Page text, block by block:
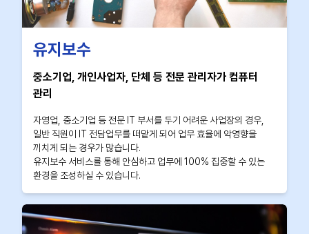
유지보수
중소기업, 개인사업자, 단체 등 전문 관리자가 컴퓨터
관리
자영업, 중소기업 등 전문 IT 부서를 두기 어려운 사업장의 경우,
일반 직원이 IT 전담업무를 떠맡게 되어 업무 효율에 악영향을
끼치게 되는 경우가 많습니다.
유지보수 서비스를 통해 안심하고 업무에 100% 집중할 수 있는
환경을 조성하실 수 있습니다.